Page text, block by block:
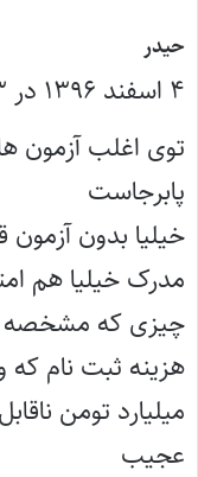
حیدر
ف
ت
:
۴ اسفند ۱۳۹۶ در ۱۹:۵۳
توی اغلب آزمون
پابرجاست
خیلیا بدون
مدرک خیلیا هم
چیزی که مشخصه
هزینه ثبت نام
میلیارد تومن
عجیب